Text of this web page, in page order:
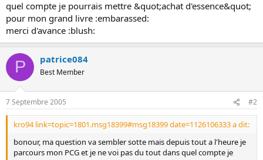
i
s
c
u
s
s
i
o
n
quel compte je pourrais mettre &quot;achat d'essence&quot;
pour mon grand livre :embarassed:
merci d'avance :blush:
P patrice084
Best Member
7 Septembre 2005 #2
kro94 link=topic=1801.msg18399#msg18399 date=1126106333 a dit:
bonour, ma question va sembler sotte mais depuis tout a l'heure je
parcours mon PCG et je ne voi pas du tout dans quel compte je